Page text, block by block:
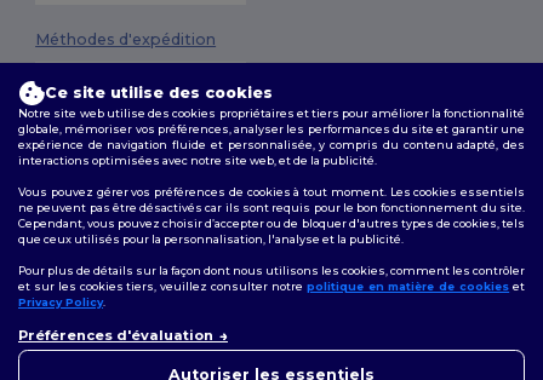
Méthodes d'expédition
Conditions Générales|Politique de personnalisation
Confidentialité|Politique de Cookies|Plan du Site
Suivez-nous
Ce site utilise des cookies
Notre site web utilise des cookies propriétaires et tiers pour améliorer la fonctionnalité
globale, mémoriser vos préférences, analyser les performances du site et garantir une
expérience de navigation fluide et personnalisée, y compris du contenu adapté, des
interactions optimisées avec notre site web, et de la publicité.
Vous pouvez gérer vos préférences de cookies à tout moment. Les cookies essentiels
ne peuvent pas être désactivés car ils sont requis pour le bon fonctionnement du site.
Cependant, vous pouvez choisir d’accepter ou de bloquer d'autres types de cookies, tels
que ceux utilisés pour la personnalisation, l'analyse et la publicité.
Pour plus de détails sur la façon dont nous utilisons les cookies, comment les contrôler
et sur les cookies tiers, veuillez consulter notre politique en matière de cookies et
Privacy Policy.
Préférences d'évaluation
Autoriser les essentiels